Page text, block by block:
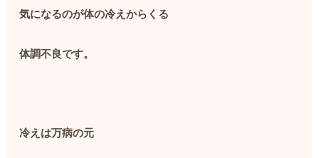
気になるのが体の冷えからくる
体調不良です。
冷えは万病の元